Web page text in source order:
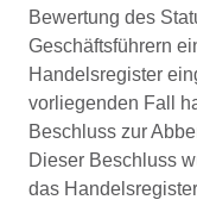
Bewertung des
Geschäftsführern
Handelsregister
vorliegenden Fall
Beschluss zur
Dieser Beschluss
das